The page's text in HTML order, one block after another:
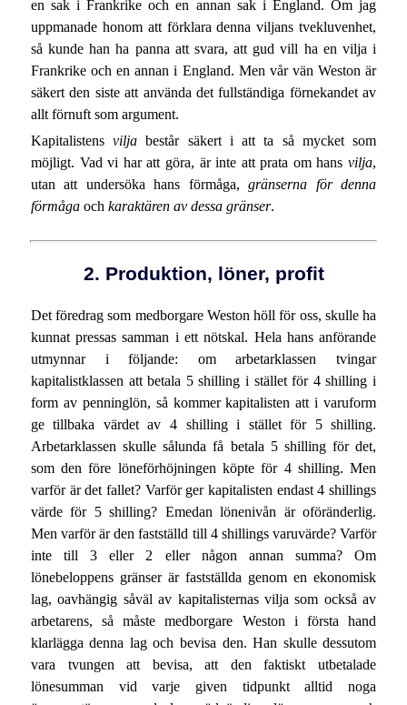
en sak i Frankrike och en annan sak i England. Om jag
uppmanade honom att förklara denna viljans tvekluvenhet,
så kunde han ha panna att svara, att gud vill ha en vilja i
Frankrike och en annan i England. Men vår vän Weston är
säkert den siste att använda det fullständiga förnekandet av
allt förnuft som argument.
Kapitalistensvilja består säkert i att ta så mycket som
möjligt. Vad vi har att göra, är inte att prata om hansvilja,
utan att undersöka hans förmåga,gränserna för denna
förmågaoch karaktären av dessa gränser.
2. Produktion, löner, profit
Det föredrag som medborgare Weston höll för oss, skulle ha
kunnat pressas samman i ett nötskal. Hela hans anförande
utmynnar i följande: om arbetarklassen tvingar
kapitalistklassen att betala 5 shilling i stället för 4 shilling i
form av penninglön, så kommer kapitalisten att i varuform
ge tillbaka värdet av 4 shilling i stället för 5 shilling.
Arbetarklassen skulle sålunda få betala 5 shilling för det,
som den före löneförhöjningen köpte för 4 shilling. Men
varför är det fallet? Varför ger kapitalisten endast 4 shillings
värde för 5 shilling? Emedan lönenivån är oföränderlig.
Men varför är den fastställd till 4 shillings varuvärde? Varför
inte till 3 eller 2 eller någon annan summa? Om
lönebeloppens gränser är fastställda genom en ekonomisk
lag, oavhängig såväl av kapitalisternas vilja som också av
arbetarens, så måste medborgare Weston i första hand
klarlägga denna lag och bevisa den. Han skulle dessutom
vara tvungen att bevisa, att den faktiskt utbetalade
lönesumman vid varje given tidpunkt alltid noga